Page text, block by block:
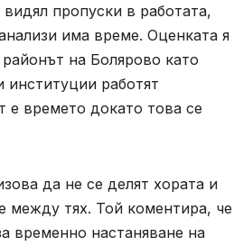
пропуски в работата,
има време. Оценката я
на Болярово като
работят
е времето докато това се
да не се делят хората и
между тях. Той коментира, че
временно настаняване на